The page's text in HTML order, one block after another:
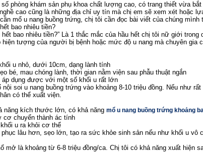
phòng khám sản phụ khoa chất lượng cao, có trang thiết vừa
cao cũng là những địa chỉ uy tín mà chị em sẽ xem xét hoặc
mổ u nang buồng trứng, chị tôi cần đọc bài viết của chúng mình
bao nhiêu tiền?
hết bao nhiêu tiền?” Là 1 thắc mắc của hầu hết chị tôi nữ giới
hiện tượng của người bị bệnh hoặc mức độ u nang mà chuyên gia
u nhỏ, dưới 10cm, dạng lành tính
bé, mau chóng lành, thời gian nằm viện sau phẫu thuật ngắn
dụng được với một số khối u rất lớn
soi u nang buồng trứng vào khoảng 8-10 triệu đồng. Nếu như
có thể xuất viện.
năng kích thước lớn, có khả năng mổ u nang buồng trứng khoảng
cơ chuyển thành ác tính
u ra khỏi cơ thể
lâu hơn, sẹo lớn, tạo ra sức khỏe sinh sản nếu như khối u vô
mở là khoảng từ 6-8 triệu đồng/ca. Chị tôi có khả năng xuất hiện